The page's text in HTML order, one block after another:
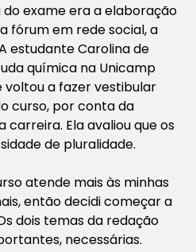
exame era a elaboração
fórum em rede social, a
estudante Carolina de
química na Unicamp
voltou a fazer vestibular
curso, por conta da
carreira. Ela avaliou que os
de pluralidade.
atende mais às minhas
então decidi começar a
dois temas da redação
necessárias.